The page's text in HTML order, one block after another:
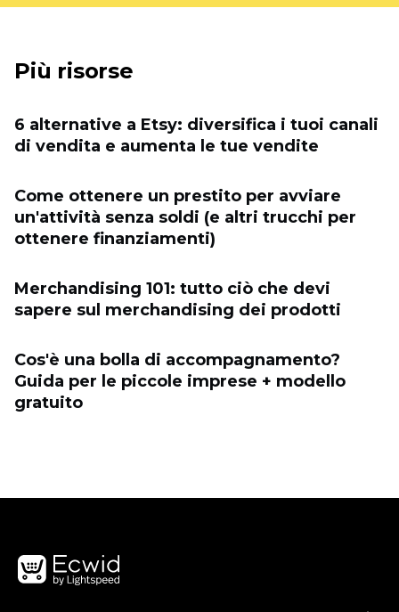
Più risorse
6 alternative a Etsy: diversifica i tuoi canali
di vendita e aumenta le tue vendite
Come ottenere un prestito per avviare
un'attività senza soldi (e altri trucchi per
ottenere finanziamenti)
Merchandising 101: tutto ciò che devi
sapere sul merchandising dei prodotti
Cos'è una bolla di accompagnamento?
Guida per le piccole imprese + modello
gratuito